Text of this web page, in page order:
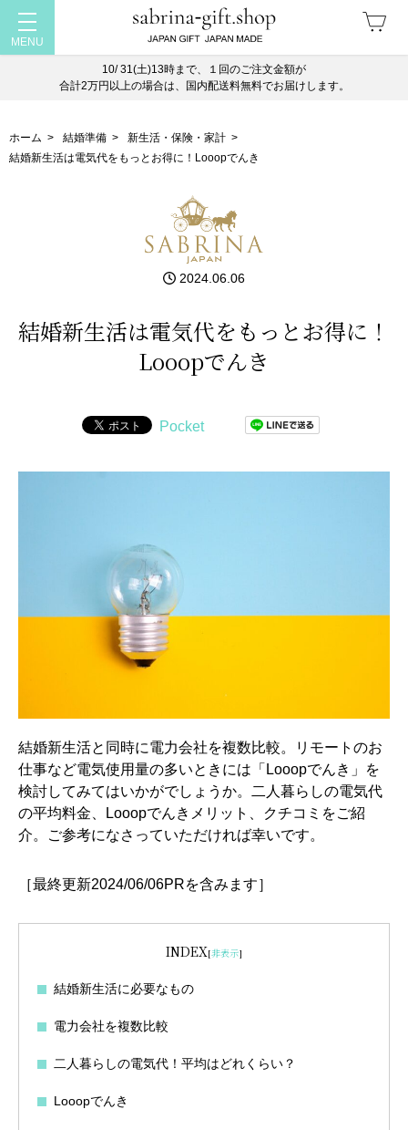
10/ 31(土)13時まで、１回のご注文金額が
合計2万円以上の場合は、国内配送料無料でお届けします。
ホーム > 結婚準備 > 新生活・保険・家計 >
結婚新生活は電気代をもっとお得に！Looopでんき
2024.06.06
結婚新生活は電気代をもっとお得に！
Looopでんき
Pocket
結婚新生活と同時に電力会社を複数比較。リモートのお
仕事など電気使用量の多いときには「Looopでんき」を
検討してみてはいかがでしょうか。二人暮らしの電気代
の平均料金、Looopでんきメリット、クチコミをご紹
介。ご参考になさっていただければ幸いです。
［最終更新2024/06/06PRを含みます］
INDEX[非表示]
結婚新生活に必要なもの
電力会社を複数比較
二人暮らしの電気代！平均はどれくらい？
Looopでんき